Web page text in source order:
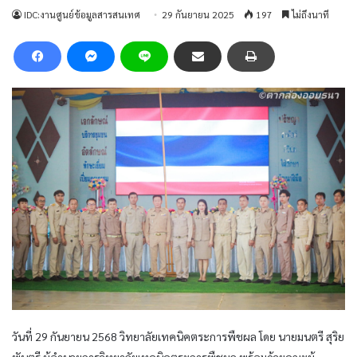
IDC:งานศูนย์ข้อมูลสารสนเทศ 29 กันยายน 2025 197 ไม่ถึงนาที
วันที่ 29 กันยายน 2568 วิทยาลัยเทคนิคตระการพืชผล โดย นายมนตรี สุริย